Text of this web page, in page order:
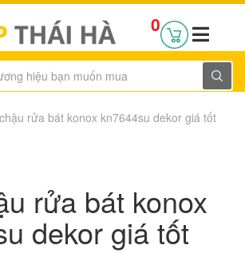
0
rửa bát konox kn7644su dekor giá tốt
rửa bát konox
dekor giá tốt